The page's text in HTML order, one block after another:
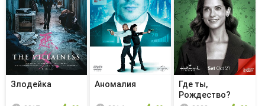
Злодейка Аномалия
Где ты,
Рождество?